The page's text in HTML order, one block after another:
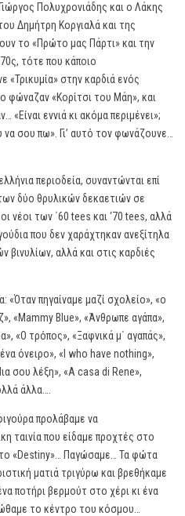
Πολυχρονιάδης και ο Λάκης
Δημήτρη Κοργιαλά και της
το «Πρώτο μας Πάρτι» και την
τότε που κάποιο
«Τρικυμία» στην καρδιά ενός
φώναζαν «Κορίτσι του Μάη», και
«Είναι εννιά κι ακόμα περιμένει»;
σου πω». Γι’ αυτό τον φωνάζουνε…
περιοδεία, συναντώνται επί
δύο θρυλικών δεκαετιών σε
νέοι των ΄60 tees και ‘70 tees, αλλά
που δεν χαράχτηκαν ανεξίτηλα
βινυλίων, αλλά και στις καρδιές
πηγαίναμε μαζί σχολείο», «ο
«Mammy Blue», «Άνθρωπε αγάπα»,
«Ο τρόπος», «Ξαφνικά μ΄ αγαπάς»,
όνειρο», «I who have nothing»,
σου λέξη», «A casa di Rene»,
άλλα….
προλάβαμε να
ταινία που είδαμε προχτές στο
το «Destiny»… Παγώσαμε… Τα φώτα
ματιά τριγύρω και βρεθήκαμε
ποτήρι βερμούτ στο χέρι κι ένα
το κέντρο του κόσμου…